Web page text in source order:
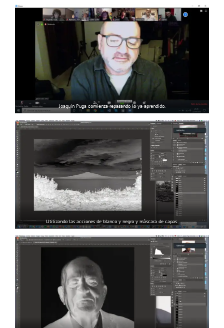
Joaquín Puga comienza repasando lo ya aprendido.
Utilizando las acciones de blanco y negro y máscara de capas.